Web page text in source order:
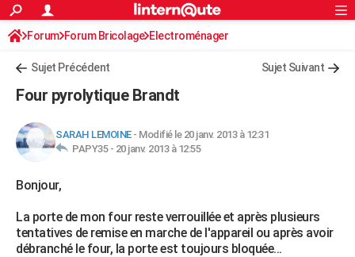
ACTUALITÉS
Politique
Société
Faits Divers
Education
Monde
Villes
+
Retraite
Impôts
Epargne
Immobilier
Risques naturels par ville
Banque
Assurance
Crédit
AUTO
HIGH-TECH
BRICOLAGE
Forum
Aménagement intérieur
Extérieur
Cuisine
Salle de bains
Jardinage
Rangement
WEEK-END
S'inscrire
Connexion
Forum Forum Bricolage Electroménager
Sujet Précédent Sujet Suivant
Four pyrolytique Brandt
SARAH LEMOINE- Modifié le 20 janv. 2013 à 12:31
PAPY35 - 20 janv. 2013 à 12:55
Bonjour,
La porte de mon four reste verrouillée et après plusieurs
tentatives de remise en marche de l'appareil ou après avoir
débranché le four, la porte est toujours bloquée...